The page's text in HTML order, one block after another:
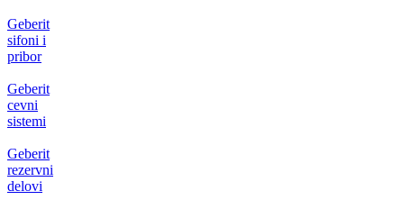
Geberit
sifoni i
pribor
Geberit
cevni
sistemi
Geberit
rezervni
delovi